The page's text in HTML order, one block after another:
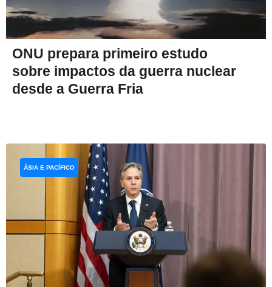
ONU prepara primeiro estudo
sobre impactos da guerra nuclear
desde a Guerra Fria
ÁSIA E PACÍFICO